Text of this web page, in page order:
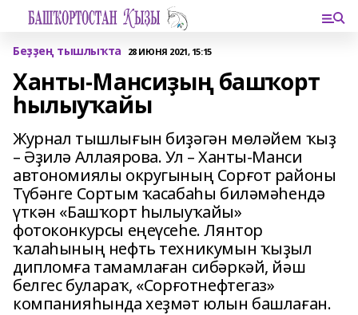
Беҙҙең тышлыҡта 28 ИЮНЯ 2021, 15:15
Ханты-Мансиҙың башҡорт
һылыуҡайы
Журнал тышлығын биҙәгән мөләйем ҡыҙ
– Әҙилә Аллаярова. Ул – Ханты-Манси
автономиялы округының Сорғот районы
Түбәнге Сортым ҡасабаһы биләмәһендә
үткән «Башҡорт һылыуҡайы»
фотоконкурсы еңеүсеһе. Лянтор
ҡалаһының нефть техникумын ҡыҙыл
дипломға тамамлаған сибәркәй, йәш
белгес булараҡ, «Сорғотнефтегаз»
компанияһында хеҙмәт юлын башлаған.